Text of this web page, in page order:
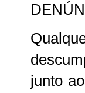
junto